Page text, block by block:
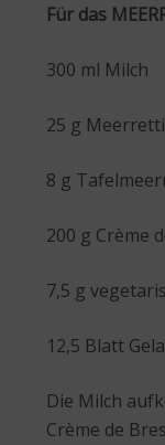
Für das
300 ml Milch
25 g
8 g
200 g Crème
7,5 g
12,5 Blatt
Die Milch
Crème de